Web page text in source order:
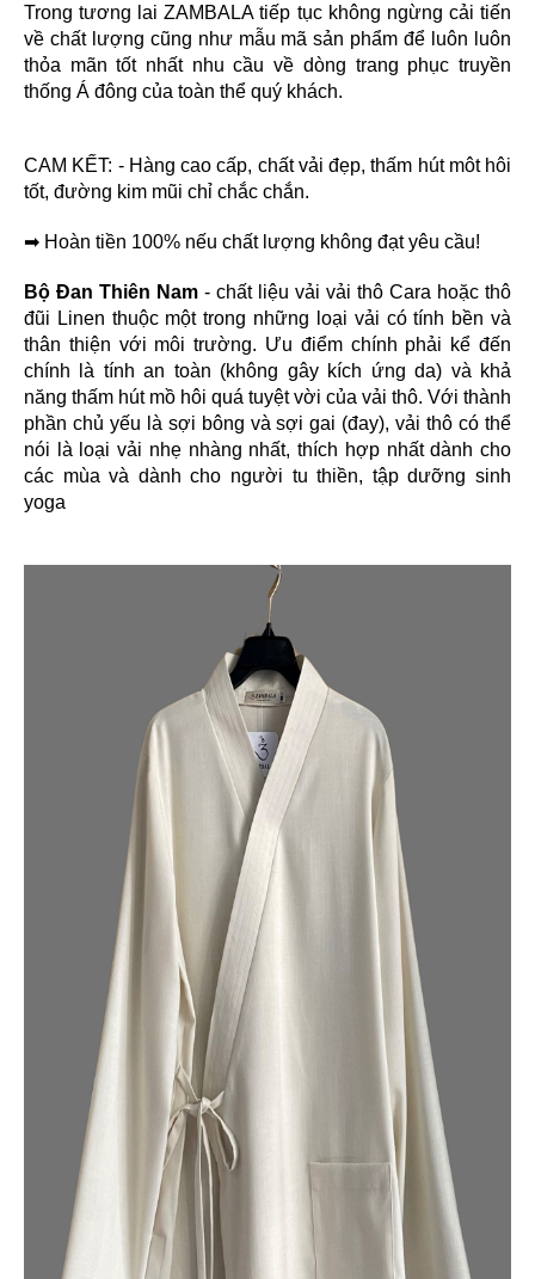
Trong tương lai ZAMBALA tiếp tục không ngừng cải tiến
về chất lượng cũng như mẫu mã sản phẩm để luôn luôn
thỏa mãn tốt nhất nhu cầu về dòng trang phục truyền
thống Á đông của toàn thể quý khách.
CAM KẾT: - Hàng cao cấp, chất vải đẹp, thấm hút môt hôi
tốt, đường kim mũi chỉ chắc chắn.
➡ Hoàn tiền 100% nếu chất lượng không đạt yêu cầu!
Bộ Đan Thiên Nam - chất liệu vải vải thô Cara hoặc thô
đũi Linen thuộc một trong những loại vải có tính bền và
thân thiện với môi trường. Ưu điểm chính phải kể đến
chính là tính an toàn (không gây kích ứng da) và khả
năng thấm hút mồ hôi quá tuyệt vời của vải thô. Với thành
phần chủ yếu là sợi bông và sợi gai (đay), vải thô có thể
nói là loại vải nhẹ nhàng nhất, thích hợp nhất dành cho
các mùa và dành cho người tu thiền, tập dưỡng sinh
yoga